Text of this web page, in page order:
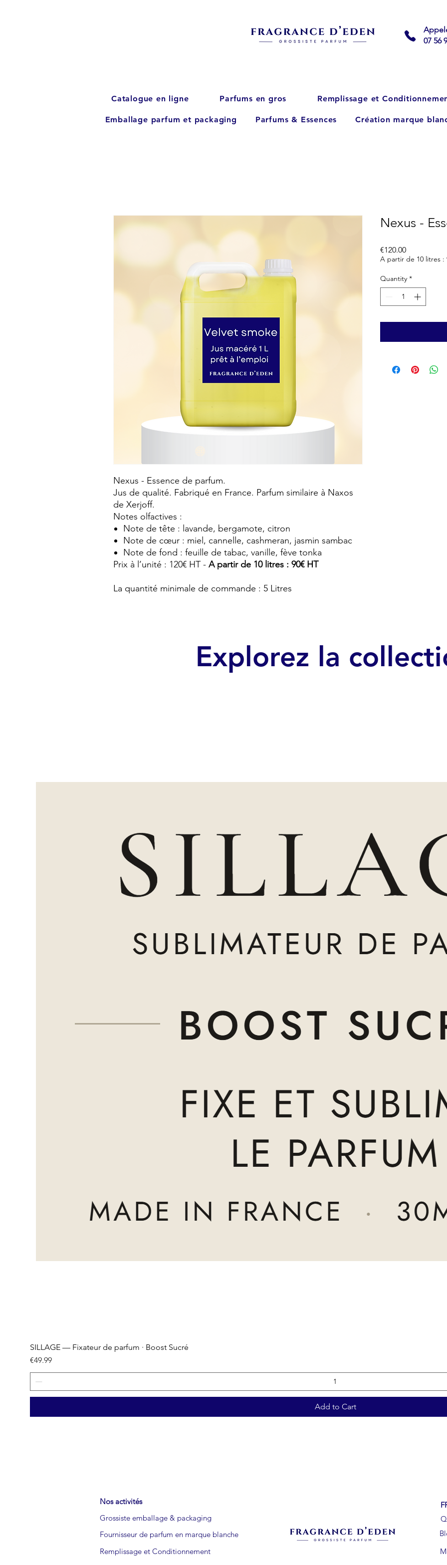
07 56
Catalogue en ligne Parfums en gros Remplissage et
Emballage parfum et packaging Parfums & Essences Création marque
Nexus - Essence de parfum.
Jus de qualité. Fabriqué en France. Parfum similaire à Naxos
de Xerjoff.
Notes olfactives :
Note de tête : lavande, bergamote, citron
Note de cœur : miel, cannelle, cashmeran, jasmin sambac
Note de fond : feuille de tabac, vanille, fève tonka
Prix à l’unité : 120€ HT - A partir de 10 litres : 90€ HT
La quantité minimale de commande : 5 Litres
Nexus -
€120.00Price
A partir de 10 litres :
Quantity *
Explorez la
SILLAGE — Fixateur de parfum · Boost Sucré
Price
€49.99
Add to Cart
Nos activités
Grossiste emballage & packaging
Fournisseur de parfum en marque blanche
Remplissage et Conditionnement